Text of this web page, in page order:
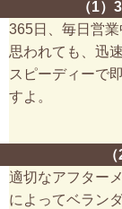
（1
365日、毎日営
思われても、迅
スピーディーで
すよ。
適切なアフター
によってベラン